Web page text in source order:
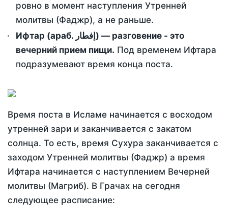
ровно в момент наступления Утренней
молитвы (Фаджр), а не раньше.
Ифтар (араб. إفطار) — разговение - это
вечерний прием пищи. Под временем Ифтара
подразумевают время конца поста.
Время поста в Исламе начинается с восходом
утренней зари и заканчивается с закатом
солнца. То есть, время Сухура заканчивается с
заходом Утренней молитвы (Фаджр) а время
Ифтара начинается с наступлением Вечерней
молитвы (Магриб). В Грачах на сегодня
следующее расписание: